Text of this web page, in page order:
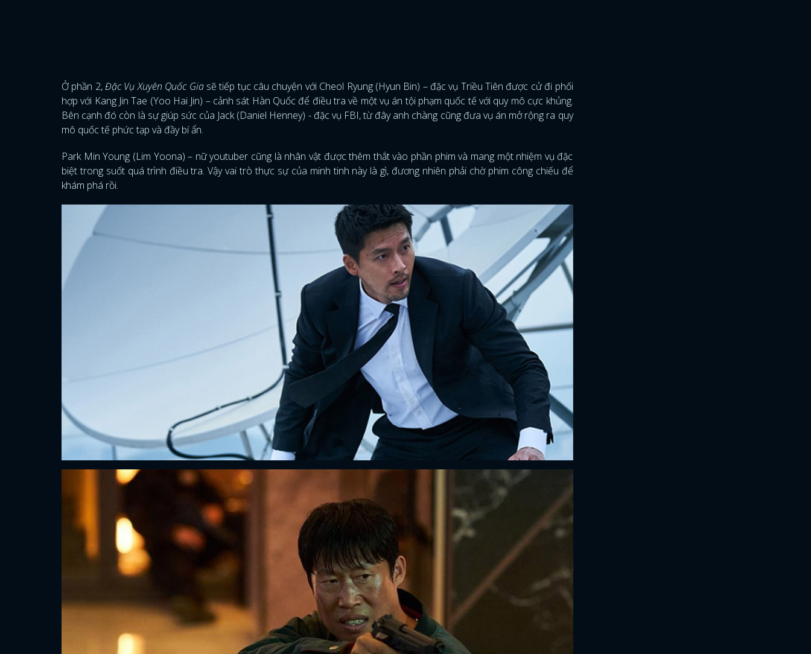
ĐĂNG NHẬP
FACEBOOK GOOGLE
Ở phần 2,Đặc Vụ Xuyên Quốc Giasẽ tiếp tục câu chuyện với Cheol Ryung (Hyun Bin) – đặc vụ Triều Tiên được cử đi phối
hợp với Kang Jin Tae (Yoo Hai Jin) – cảnh sát Hàn Quốc để điều tra về một vụ án tội phạm quốc tế với quy mô cực khủng.
Bên cạnh đó còn là sự giúp sức của Jack (Daniel Henney) - đặc vụ FBI, từ đây anh chàng cũng đưa vụ án mở rộng ra quy
mô quốc tế phức tạp và đầy bí ẩn.
Park Min Young (Lim Yoona) – nữ youtuber cũng là nhân vật được thêm thắt vào phần phim và mang một nhiệm vụ đặc
biệt trong suốt quá trình điều tra. Vậy vai trò thực sự của minh tinh này là gì, đương nhiên phải chờ phim công chiếu để
khám phá rồi.